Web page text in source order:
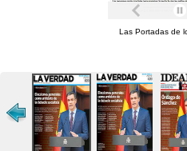
Las Portadas de